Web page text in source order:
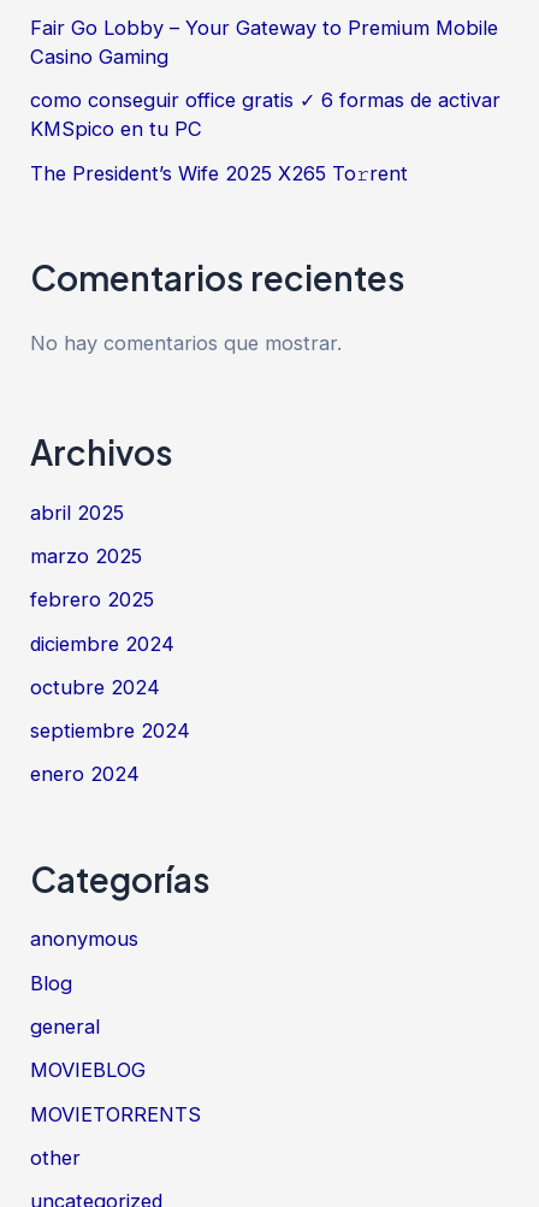
Fair Go Lobby – Your Gateway to Premium Mobile
Casino Gaming
como conseguir office gratis ✓ 6 formas de activar
KMSpico en tu PC
The President’s Wife 2025 X265 To𝚛rent
Comentarios recientes
No hay comentarios que mostrar.
Archivos
abril 2025
marzo 2025
febrero 2025
diciembre 2024
octubre 2024
septiembre 2024
enero 2024
Categorías
anonymous
Blog
general
MOVIEBLOG
MOVIETORRENTS
other
uncategorized